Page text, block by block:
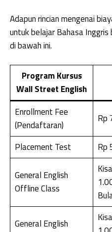
Adapun rincian mengenai
untuk belajar Bahasa Inggris
di bawah ini.
Program Kursus
Wall Street English
Enrollment Fee
(Pendaftaran)
Rp
Placement Test Rp
General English
Offline Class
General English